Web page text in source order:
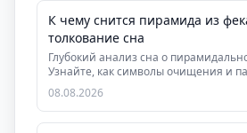
К чему снится пирамида из
толкование сна
Глубокий анализ сна о
Узнайте, как символы очищения и
08.08.2026